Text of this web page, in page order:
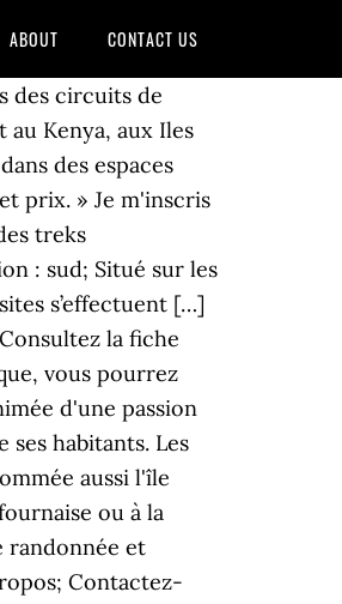
ABOUT CONTACT US
insolites pour découvrir la Réunion, ses forêts magiques et sa voûte céleste en famille. Le sentier du Gol est une courte balade (une heure environ) dans les hauts du Sud Ouest. Les Avis sur TripAvisor. Le parcours suit le GR R2 et quelques variantes. Location Loft standing Location Studio 2 personnes Location F2 2/4 personnes Location F3 4/5 personnes Location F3 4/6 personnes. Rando Tec-Tec est un service du Parc National de La Réunion. L'état des sentiers à l'île de la Réunion. Niveau : moyenne. Bonjour, concernant les randonnées sur l'île de la Réunion, il y a un nouveau site (www.ilela.re) qui propose une carte en 3D avec près de 160 sentiers et tous les gîtes d'étapes avec une fiche de renseignement.Pour les fans de rando ça vaut le coup d'oeil, vous pouvez vous balader dans l'île en 3D et en cliquant sur les tracés vous avez des infos sur les randos! Saviez-vous que La Réunion compte près de 1.000 kilomètres de sentiers balisés ? Piscine à débordement, Jacuzzi, Ping pong et pétanque, Billard et fléchettes, Massages bien-être. La Réunion, surnommée aussi l'île intense. Les Avis sur Google. Sud - Saint-Joseph Rando Trek Réunion . Son sommet est a